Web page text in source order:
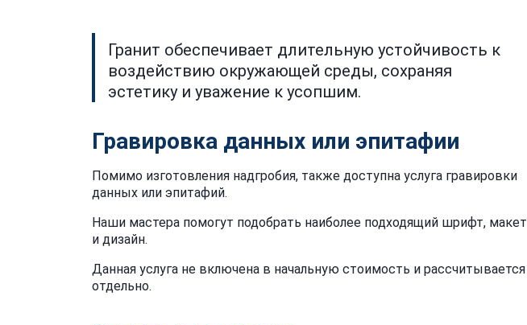
Гранит обеспечивает длительную устойчивость к
воздействию окружающей среды, сохраняя
эстетику и уважение к усопшим.
Гравировка данных или эпитафии
Помимо изготовления надгробия, также доступна услуга гравировки
данных или эпитафий.
Наши мастера помогут подобрать наиболее подходящий шрифт, макет
и дизайн.
Данная услуга не включена в начальную стоимость и рассчитывается
отдельно.